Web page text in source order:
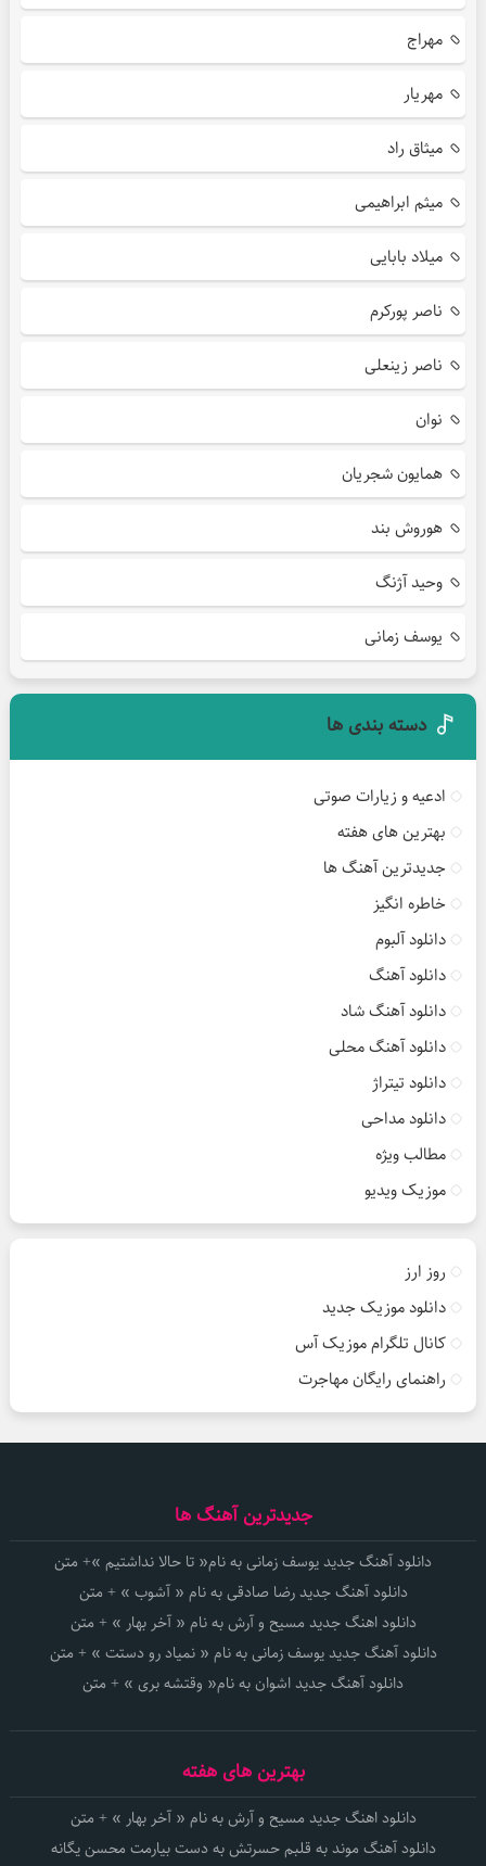
مهراج
مهریار
میثاق راد
میثم ابراهیمی
میلاد بابایی
ناصر پورکرم
ناصر زینعلی
نوان
همایون شجریان
هوروش بند
وحید آژنگ
یوسف زمانی
دسته بندی ها
ادعیه و زیارات صوتی
بهترین های هفته
جدیدترین آهنگ ها
خاطره انگیز
دانلود آلبوم
دانلود آهنگ
دانلود آهنگ شاد
دانلود آهنگ محلی
دانلود تیتراژ
دانلود مداحی
مطالب ویژه
موزیک ویدیو
روز ارز
دانلود موزیک جدید
کانال تلگرام موزیک آس
راهنمای رایگان مهاجرت
جدیدترین آهنگ ها
دانلود آهنگ جدید یوسف زمانی به نام« تا حالا نداشتیم »+ متن
دانلود آهنگ جدید رضا صادقی به نام « آشوب » + متن
دانلود اهنگ جدید مسیح و آرش به نام « آخر بهار » + متن
دانلود آهنگ جدید یوسف زمانی به نام « نمیاد رو دستت » + متن
دانلود آهنگ جدید اشوان به نام« وقتشه بری » + متن
بهترین های هفته
دانلود اهنگ جدید مسیح و آرش به نام « آخر بهار » + متن
دانلود آهنگ موند به قلبم حسرتش به دست بیارمت محسن یگانه